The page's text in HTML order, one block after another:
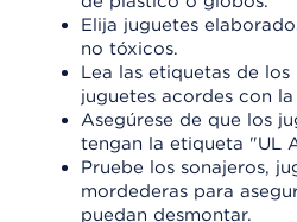
Elija juguetes
no tóxicos.
Lea las etiquetas de
juguetes acordes con
Asegúrese de que los
tengan la etiqueta "UL
Pruebe los sonajeros,
mordederas para
puedan desmontar.